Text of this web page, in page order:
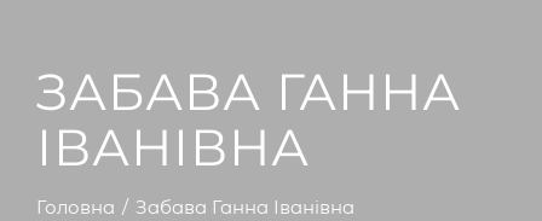
ЗАБАВА ГАННА
ІВАНІВНА
Головна Забава Ганна Іванівна